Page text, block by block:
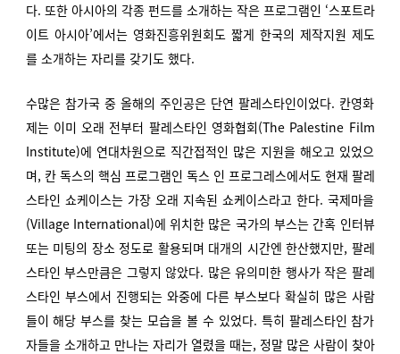
다. 또한 아시아의 각종 펀드를 소개하는 작은 프로그램인 ‘스포트라
이트 아시아’에서는 영화진흥위원회도 짧게 한국의 제작지원 제도
를 소개하는 자리를 갖기도 했다.
수많은 참가국 중 올해의 주인공은 단연 팔레스타인이었다. 칸영화
제는 이미 오래 전부터 팔레스타인 영화협회(The Palestine Film
Institute)에 연대차원으로 직간접적인 많은 지원을 해오고 있었으
며, 칸 독스의 핵심 프로그램인 독스 인 프로그레스에서도 현재 팔레
스타인 쇼케이스는 가장 오래 지속된 쇼케이스라고 한다. 국제마을
(Village International)에 위치한 많은 국가의 부스는 간혹 인터뷰
또는 미팅의 장소 정도로 활용되며 대개의 시간엔 한산했지만, 팔레
스타인 부스만큼은 그렇지 않았다. 많은 유의미한 행사가 작은 팔레
스타인 부스에서 진행되는 와중에 다른 부스보다 확실히 많은 사람
들이 해당 부스를 찾는 모습을 볼 수 있었다. 특히 팔레스타인 참가
자들을 소개하고 만나는 자리가 열렸을 때는, 정말 많은 사람이 찾아